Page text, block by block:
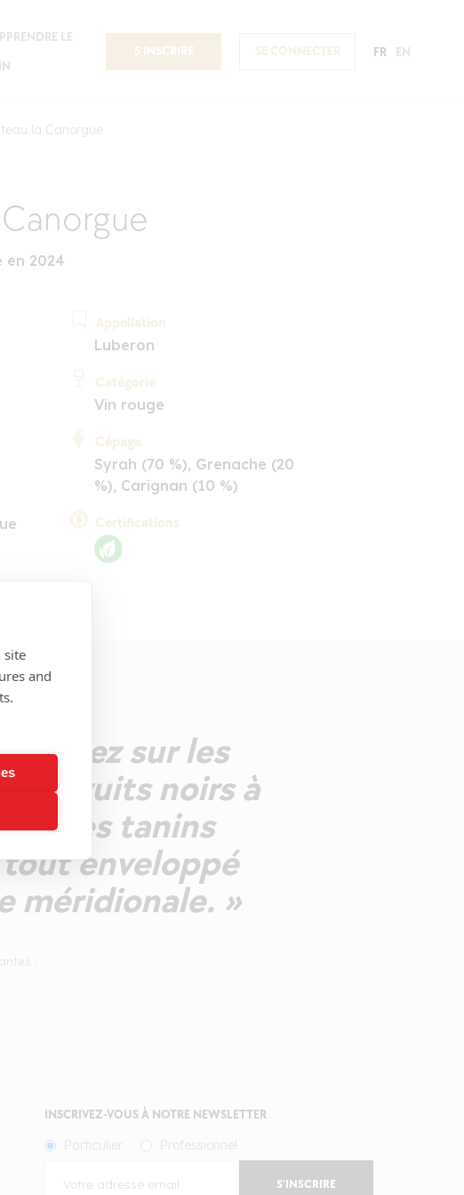
site
and
LE
S'INSCRIRE SE CONNECTER FR EN
la Canorgue
en 2024
Appellation
Luberon
Catégorie
Vin rouge
Cépage
Syrah (70 %), Grenache (20
%), Carignan (10 %)
Certifications
Nez sur les
les fruits noirs à
les tanins
enveloppé
méridionale. »
INSCRIVEZ-VOUS À NOTRE NEWSLETTER
S'INSCRIRE